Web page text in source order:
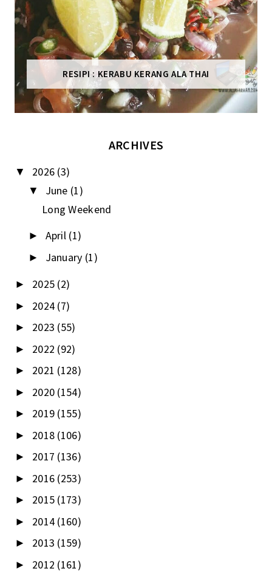
RESIPI : KERABU KERANG ALA THAI
ARCHIVES
▼ 2026 (3)
▼ June (1)
Long Weekend
► April (1)
► January (1)
► 2025 (2)
► 2024 (7)
► 2023 (55)
► 2022 (92)
► 2021 (128)
► 2020 (154)
► 2019 (155)
► 2018 (106)
► 2017 (136)
► 2016 (253)
► 2015 (173)
► 2014 (160)
► 2013 (159)
► 2012 (161)